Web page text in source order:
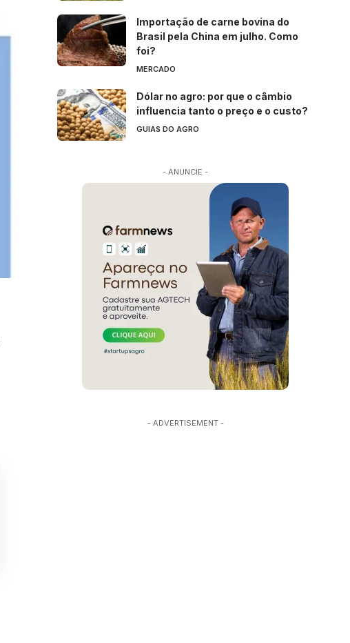
Importação de carne bovina do
Brasil pela China em julho. Como
foi?
MERCADO
Dólar no agro: por que o câmbio
influencia tanto o preço e o custo?
GUIAS DO AGRO
- ANUNCIE -
- ADVERTISEMENT -